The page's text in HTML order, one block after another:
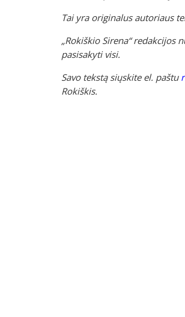
Tai yra originalus autoriaus
„Rokiškio Sirena“ redakcijos
pasisakyti visi.
Savo tekstą siųskite el. paštu
Rokiškis.